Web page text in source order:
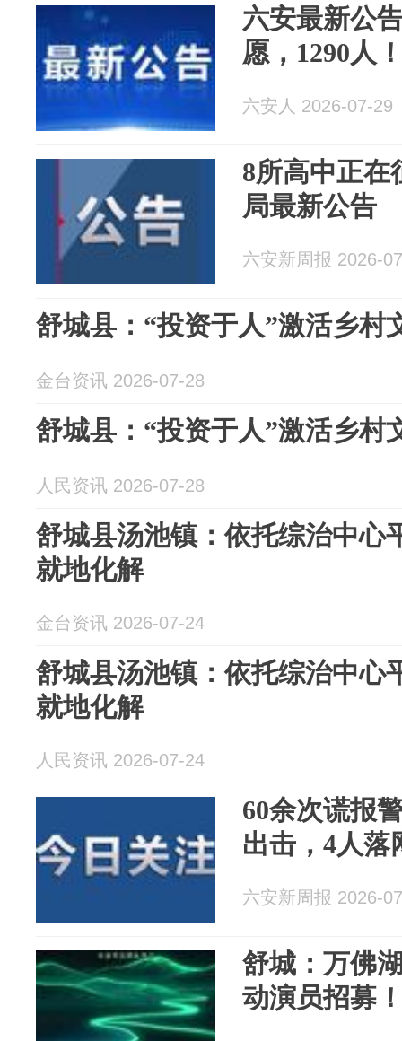
六安最新公
愿，1290人
六安人 2026-07-29
8所高中正在
局最新公告
六安新周报 2026-
舒城县：“投资于人”激活乡村
金台资讯 2026-07-28
舒城县：“投资于人”激活乡村
人民资讯 2026-07-28
舒城县汤池镇：依托综治中心
就地化解
金台资讯 2026-07-24
舒城县汤池镇：依托综治中心
就地化解
人民资讯 2026-07-24
60余次谎报
出击，4人落
六安新周报 2026-
舒城：万佛
动演员招募